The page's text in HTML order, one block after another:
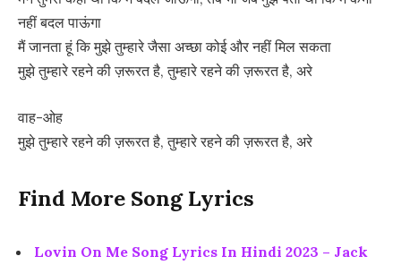
नहीं बदल पाऊंगा
मैं जानता हूं कि मुझे तुम्हारे जैसा अच्छा कोई और नहीं मिल सकता
मुझे तुम्हारे रहने की ज़रूरत है, तुम्हारे रहने की ज़रूरत है, अरे
वाह-ओह
मुझे तुम्हारे रहने की ज़रूरत है, तुम्हारे रहने की ज़रूरत है, अरे
Find More Song Lyrics
Lovin On Me Song Lyrics In Hindi 2023 – Jack